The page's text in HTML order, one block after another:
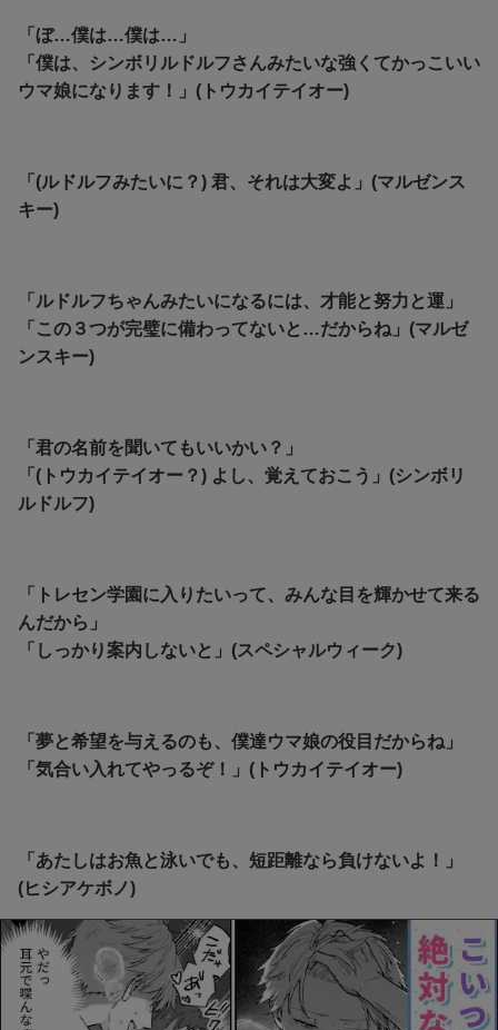
「ぼ…僕は…僕は…」
「僕は、シンボリルドルフさんみたいな強くてかっこいい
ウマ娘になります！」(トウカイテイオー)
「(ルドルフみたいに？) 君、それは大変よ」(マルゼンス
キー)
「ルドルフちゃんみたいになるには、才能と努力と運」
「この３つが完璧に備わってないと…だからね」(マルゼ
ンスキー)
「君の名前を聞いてもいいかい？」
「(トウカイテイオー？) よし、覚えておこう」(シンボリ
ルドルフ)
「トレセン学園に入りたいって、みんな目を輝かせて来る
んだから」
「しっかり案内しないと」(スペシャルウィーク)
「夢と希望を与えるのも、僕達ウマ娘の役目だからね」
「気合い入れてやっるぞ！」(トウカイテイオー)
「あたしはお魚と泳いでも、短距離なら負けないよ！」
(ヒシアケボノ)